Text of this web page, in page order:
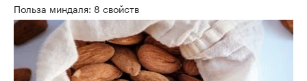
Польза миндаля: 8 свойств